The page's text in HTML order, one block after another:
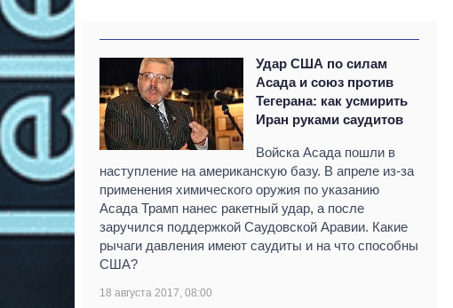
Удар США по силам
Асада и союз против
Тегерана: как усмирить
Иран руками саудитов
Войска Асада пошли в
наступление на американскую базу. В апреле из-за
применения химического оружия по указанию
Асада Трамп нанес ракетный удар, а после
заручился поддержкой Саудовской Аравии. Какие
рычаги давления имеют саудиты и на что способны
США?
18 августа 2017, 08:00